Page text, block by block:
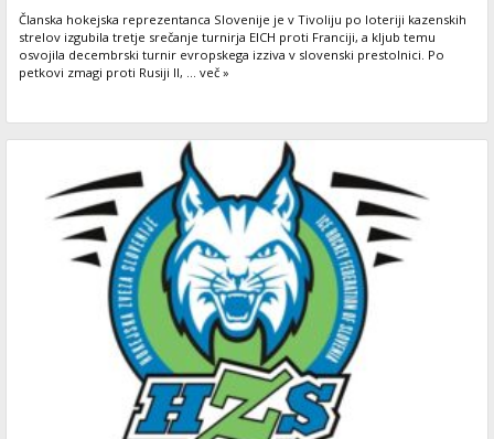
Članska hokejska reprezentanca Slovenije je v Tivoliju po loteriji kazenskih
strelov izgubila tretje srečanje turnirja EICH proti Franciji, a kljub temu
osvojila decembrski turnir evropskega izziva v slovenski prestolnici. Po
petkovi zmagi proti Rusiji II, ... več »